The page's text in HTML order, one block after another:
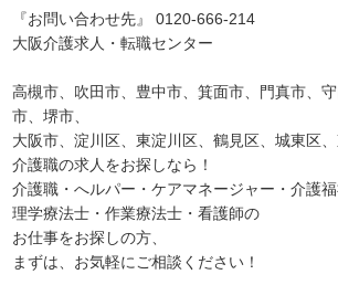
『お問い合わせ先』 0120-666-214
大阪介護求人・転職センター
高槻市、吹田市、豊中市、箕面市、門真市、
市、堺市、
大阪市、淀川区、東淀川区、鶴見区、城東区
介護職の求人をお探しなら！
介護職・へルパー・ケアマネージャー・介護
理学療法士・作業療法士・看護師の
お仕事をお探しの方、
まずは、お気軽にご相談ください！